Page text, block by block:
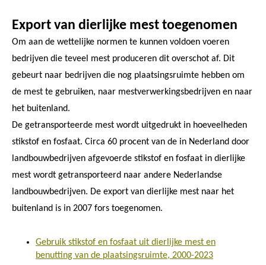
Export van dierlijke mest toegenomen
Om aan de wettelijke normen te kunnen voldoen voeren
bedrijven die teveel mest produceren dit overschot af. Dit
gebeurt naar bedrijven die nog plaatsingsruimte hebben om
de mest te gebruiken, naar mestverwerkingsbedrijven en naar
het buitenland.
De getransporteerde mest wordt uitgedrukt in hoeveelheden
stikstof en fosfaat. Circa 60 procent van de in Nederland door
landbouwbedrijven afgevoerde stikstof en fosfaat in dierlijke
mest wordt getransporteerd naar andere Nederlandse
landbouwbedrijven. De export van dierlijke mest naar het
buitenland is in 2007 fors toegenomen.
Gebruik stikstof en fosfaat uit dierlijke mest en
benutting van de plaatsingsruimte, 2000-2023